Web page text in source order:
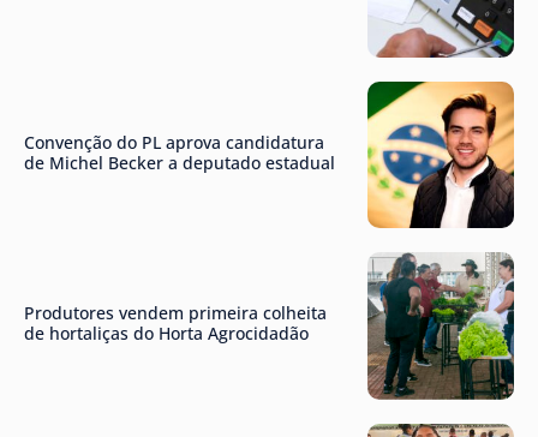
Convenção do PL aprova candidatura
de Michel Becker a deputado estadual
Produtores vendem primeira colheita
de hortaliças do Horta Agrocidadão